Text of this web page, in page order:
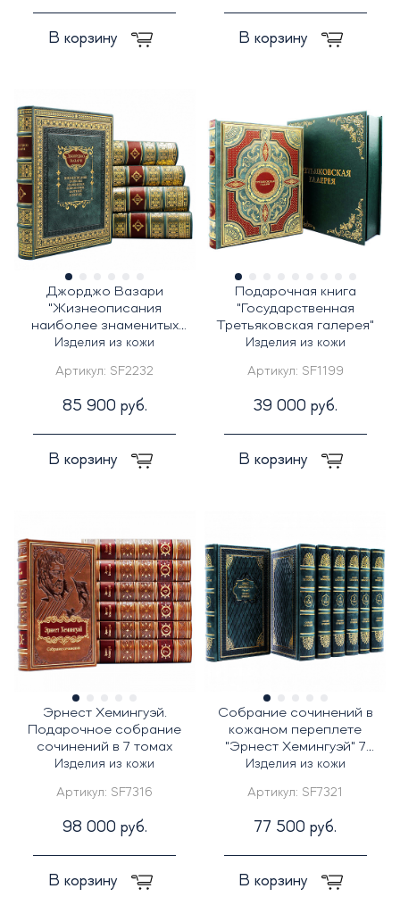
В корзину В корзину
Джорджо Вазари
"Жизнеописания
наиболее знаменитых
живописцев" в 5 томах
Изделия из кожи
Артикул: SF2232
85 900 руб.
В корзину
Подарочная книга
"Государственная
Третьяковская галерея"
Изделия из кожи
Артикул: SF1199
39 000 руб.
В корзину
Эрнест Хемингуэй.
Подарочное собрание
сочинений в 7 томах
Изделия из кожи
Артикул: SF7316
98 000 руб.
В корзину
Собрание сочинений в
кожаном переплете
"Эрнест Хемингуэй" 7
томов
Изделия из кожи
Артикул: SF7321
77 500 руб.
В корзину